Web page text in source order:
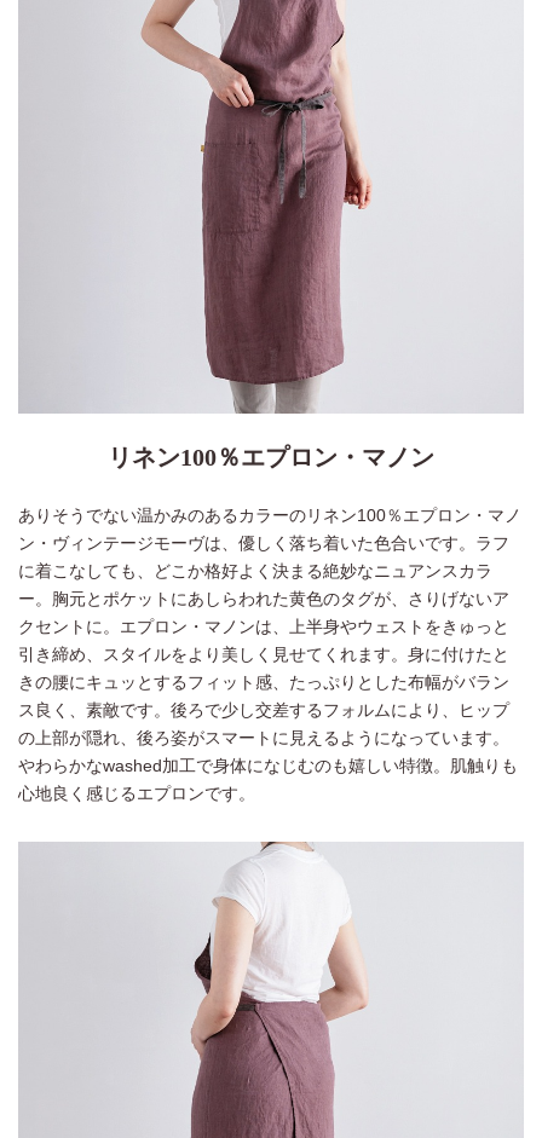
リネン100％エプロン・マノン
ありそうでない温かみのあるカラーのリネン100％エプロン・マノ
ン・ヴィンテージモーヴは、優しく落ち着いた色合いです。ラフ
に着こなしても、どこか格好よく決まる絶妙なニュアンスカラ
ー。胸元とポケットにあしらわれた黄色のタグが、さりげないア
クセントに。エプロン・マノンは、上半身やウェストをきゅっと
引き締め、スタイルをより美しく見せてくれます。身に付けたと
きの腰にキュッとするフィット感、たっぷりとした布幅がバラン
ス良く、素敵です。後ろで少し交差するフォルムにより、ヒップ
の上部が隠れ、後ろ姿がスマートに見えるようになっています。
やわらかなwashed加工で身体になじむのも嬉しい特徴。肌触りも
心地良く感じるエプロンです。